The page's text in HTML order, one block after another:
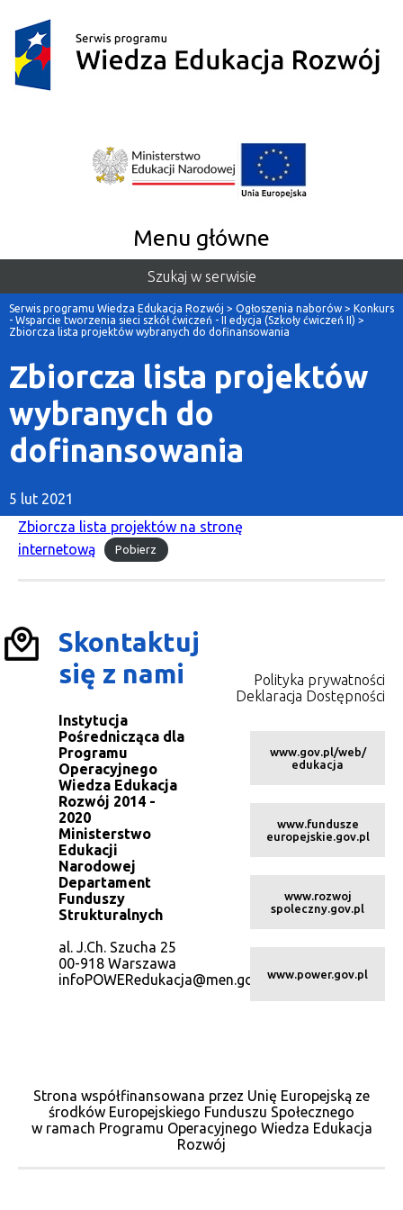
Menu główne
Szukaj w serwisie
Serwis programu Wiedza Edukacja Rozwój > Ogłoszenia naborów > Konkurs
- Wsparcie tworzenia sieci szkół ćwiczeń - II edycja (Szkoły ćwiczeń II) >
Zbiorcza lista projektów wybranych do dofinansowania
Zbiorcza lista projektów
wybranych do
dofinansowania
5 lut 2021
Zbiorcza lista projektów na stronę
internetową
Pobierz
Skontaktuj
się z nami
Instytucja
Pośrednicząca dla
Programu
Operacyjnego
Wiedza Edukacja
Rozwój 2014 -
2020
Ministerstwo
Edukacji
Narodowej
Departament
Funduszy
Strukturalnych
al. J.Ch. Szucha 25
00-918 Warszawa
infoPOWERedukacja@men.gov.pl
Polityka prywatności
Deklaracja Dostępności
www.gov.pl/web/
edukacja
www.fundusze
europejskie.gov.pl
www.rozwoj
spoleczny.gov.pl
www.power.gov.pl
Strona współfinansowana przez Unię Europejską ze
środków Europejskiego Funduszu Społecznego
w ramach Programu Operacyjnego Wiedza Edukacja
Rozwój